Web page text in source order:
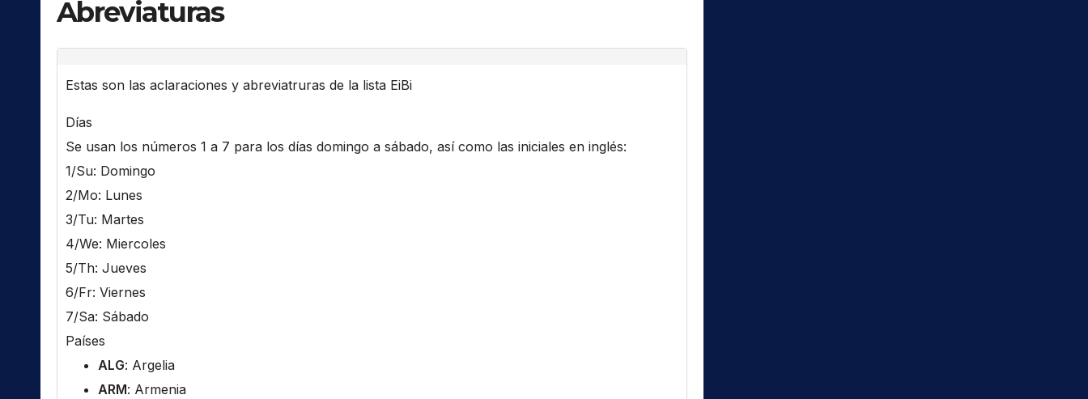
Abreviaturas
Estas son las aclaraciones y abreviatruras de la lista EiBi
Días
Se usan los números 1 a 7 para los días domingo a sábado, así como las iniciales en inglés:
1/Su: Domingo
2/Mo: Lunes
3/Tu: Martes
4/We: Miercoles
5/Th: Jueves
6/Fr: Viernes
7/Sa: Sábado
Países
ALG: Argelia
ARM: Armenia